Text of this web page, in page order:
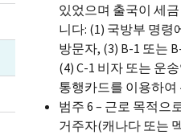
있었으며 출국이 세
니다: (1) 국방부 명령
방문자, (3) B-1 또는
(4) C-1 비자 또는 운
통행카드를 이용하여
범주 6 – 근로 목적으
거주자(캐나다 또는